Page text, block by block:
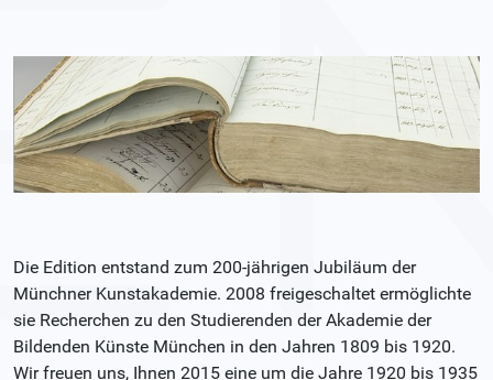
Die Edition entstand zum 200-jährigen Jubiläum der
Münchner Kunstakademie. 2008 freigeschaltet ermöglichte
sie Recherchen zu den Studierenden der Akademie der
Bildenden Künste München in den Jahren 1809 bis 1920.
Wir freuen uns, Ihnen 2015 eine um die Jahre 1920 bis 1935